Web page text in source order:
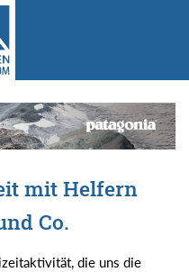
mit Helfern
Co.
die uns die